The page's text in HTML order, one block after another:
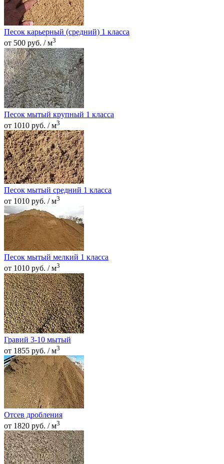
Песок карьерный (средний) 1 класса
от 500 руб. / м3
Песок мытый крупный 1 класса
от 1010 руб. / м3
Песок мытый средний 1 класса
от 1010 руб. / м3
Песок мытый мелкий 1 класса
от 1010 руб. / м3
Гравий 3-10 мытый
от 1855 руб. / м3
Отсев дробления
от 1820 руб. / м3